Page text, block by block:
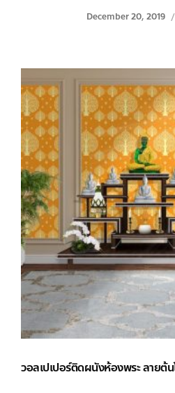
December 20, 2019
วอลเปเปอร์ติดผนังห้องพระ ลายต้